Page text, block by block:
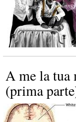
A me la tua
(prima